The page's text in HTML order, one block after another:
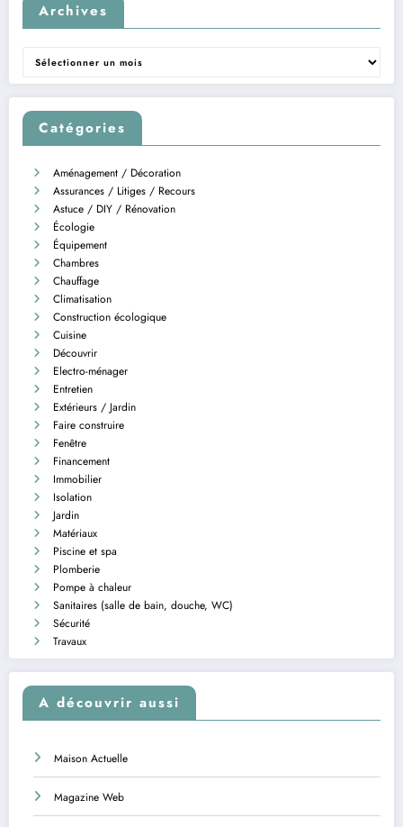
Archives
Archives
Catégories
Aménagement / Décoration
Assurances / Litiges / Recours
Astuce / DIY / Rénovation
Écologie
Équipement
Chambres
Chauffage
Climatisation
Construction écologique
Cuisine
Découvrir
Electro-ménager
Entretien
Extérieurs / Jardin
Faire construire
Fenêtre
Financement
Immobilier
Isolation
Jardin
Matériaux
Piscine et spa
Plomberie
Pompe à chaleur
Sanitaires (salle de bain, douche, WC)
Sécurité
Travaux
A découvrir aussi
Maison Actuelle
Magazine Web